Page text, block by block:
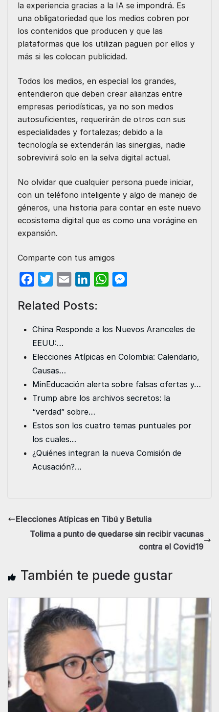
la experiencia gracias a la IA se impondrá. Es
una obligatoriedad que los medios cobren por
los contenidos que producen y que las
plataformas que los utilizan paguen por ellos y
más si les colocan publicidad.
Todos los medios, en especial los grandes,
entendieron que deben crear alianzas entre
empresas periodísticas, ya no son medios
autosuficientes, requerirán de otros con sus
especialidades y fortalezas; debido a la
tecnología se extenderán las sinergias, nadie
sobrevivirá solo en la selva digital actual.
No olvidar que cualquier persona puede iniciar,
con un teléfono inteligente y algo de manejo de
géneros, una historia para contar en este nuevo
ecosistema digital que es como una vorágine en
expansión.
Comparte con tus amigos
c
b
o
o
k
i
t
e
r
a
n
d
n
W
A
p
n
e
r
Related Posts:
China Responde a los Nuevos Aranceles de
EEUU:…
Elecciones Atípicas en Colombia: Calendario,
Causas…
MinEducación alerta sobre falsas ofertas y…
Trump abre los archivos secretos: la
“verdad” sobre…
Estos son los cuatro temas puntuales por
los cuales…
¿Quiénes integran la nueva Comisión de
Acusación?…
Elecciones Atípicas en Tibú y Betulia
Tolima a punto de quedarse sin recibir vacunas
contra el Covid19
También te puede gustar